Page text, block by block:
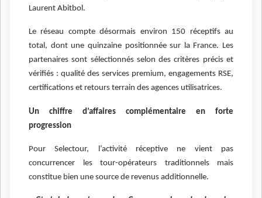
Laurent Abitbol.
Le réseau compte désormais environ 150 réceptifs au
total, dont une quinzaine positionnée sur la France. Les
partenaires sont sélectionnés selon des critères précis et
vérifiés : qualité des services premium, engagements RSE,
certifications et retours terrain des agences utilisatrices.
Un chiffre d’affaires complémentaire en forte
progression
Pour Selectour, l’activité réceptive ne vient pas
concurrencer les tour-opérateurs traditionnels mais
constitue bien une source de revenus additionnelle.